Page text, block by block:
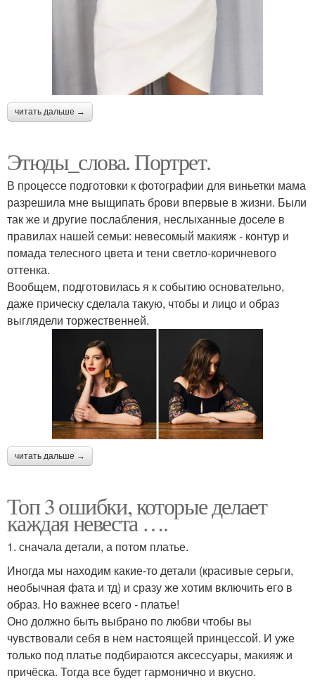
читать дальше →
Этюды_слова. Портрет.
В процессе подготовки к фотографии для виньетки мама
разрешила мне выщипать брови впервые в жизни. Были
так же и другие послабления, неслыханные доселе в
правилах нашей семьи: невесомый макияж - контур и
помада телесного цвета и тени светло-коричневого
оттенка.
Вообщем, подготовилась я к событию основательно,
даже прическу сделала такую, чтобы и лицо и образ
выглядели торжественней.
читать дальше →
Топ 3 ошибки, которые делает
каждая невеста ….
1. сначала детали, а потом платье.
Иногда мы находим какие-то детали (красивые серьги,
необычная фата и тд) и сразу же хотим включить его в
образ. Но важнее всего - платье!
Оно должно быть выбрано по любви чтобы вы
чувствовали себя в нем настоящей принцессой. И уже
только под платье подбираются аксессуары, макияж и
причёска. Тогда все будет гармонично и вкусно.